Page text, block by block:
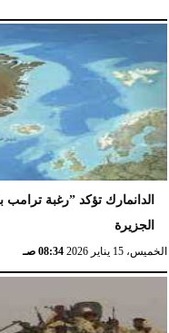
الدانمارك تؤكد ”رغبة
الجزيرة
الخميس، 15 يناير 2026 08:34 صـ